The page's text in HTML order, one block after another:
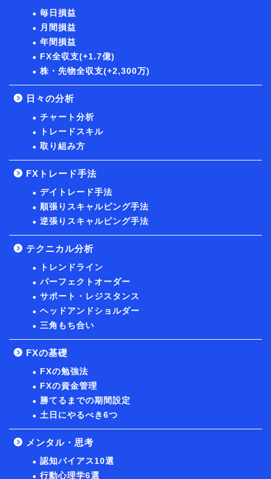
毎日損益
月間損益
年間損益
FX全収支(+1.7億)
株・先物全収支(+2,300万)
日々の分析
チャート分析
トレードスキル
取り組み方
FXトレード手法
デイトレード手法
順張りスキャルピング手法
逆張りスキャルピング手法
テクニカル分析
トレンドライン
パーフェクトオーダー
サポート・レジスタンス
ヘッドアンドショルダー
三角もち合い
FXの基礎
FXの勉強法
FXの資金管理
勝てるまでの期間設定
土日にやるべき6つ
メンタル・思考
認知バイアス10選
行動心理学6選